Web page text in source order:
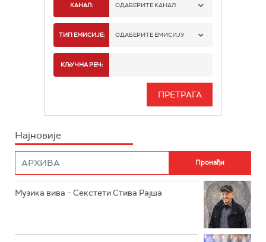
КАНАЛ: ОДАБЕРИТЕ КАНАЛ
РАДИО БЕОГРАД 1
РАДИО БЕОГРАД 3
РАДИО РОКЕНРОЛЕР
РАДИО ЏЕЗЕР
ТИП ЕМИСИЈЕ: ОДАБЕРИТЕ ЕМИСИЈУ
КЉУЧНА РЕЧ:
Најновије
Музика вива – Секстети Стива Рајша